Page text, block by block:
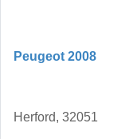
Peugeot 2008
Herford, 32051